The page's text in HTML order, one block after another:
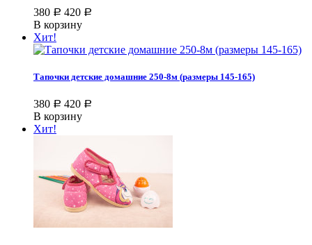
380 Р 420 Р
В корзину
Хит!
Тапочки детские домашние 250-8м (размеры 145-165)
380 Р 420 Р
В корзину
Хит!